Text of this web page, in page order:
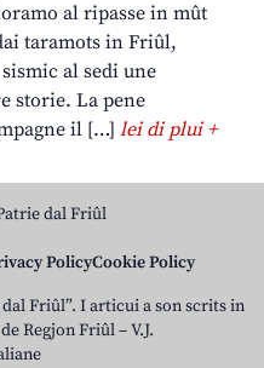
al ripasse in mût
taramots in Friûl,
al sedi une
storie. La pene
il […] lei di plui +
dal Friûl
PolicyCookie Policy
Friûl”. I articui a son scrits in
Regjon Friûl – V.J.